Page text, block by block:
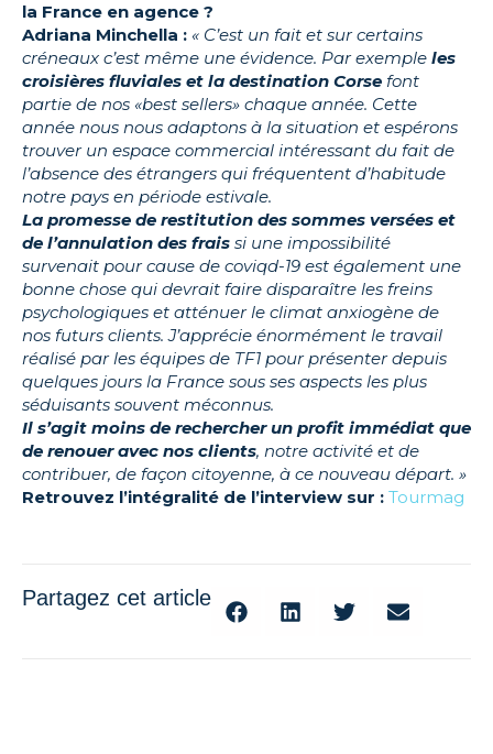
la France en agence ?
Adriana Minchella : « C’est un fait et sur certains
créneaux c’est même une évidence. Par exemple les
croisières fluviales et la destination Corse font
partie de nos «best sellers» chaque année. Cette
année nous nous adaptons à la situation et espérons
trouver un espace commercial intéressant du fait de
l’absence des étrangers qui fréquentent d’habitude
notre pays en période estivale.
La promesse de restitution des sommes versées et
de l’annulation des frais si une impossibilité
survenait pour cause de coviqd-19 est également une
bonne chose qui devrait faire disparaître les freins
psychologiques et atténuer le climat anxiogène de
nos futurs clients. J’apprécie énormément le travail
réalisé par les équipes de TF1 pour présenter depuis
quelques jours la France sous ses aspects les plus
séduisants souvent méconnus.
Il s’agit moins de rechercher un profit immédiat que
de renouer avec nos clients, notre activité et de
contribuer, de façon citoyenne, à ce nouveau départ. »
Retrouvez l’intégralité de l’interview sur : Tourmag
Partagez cet article